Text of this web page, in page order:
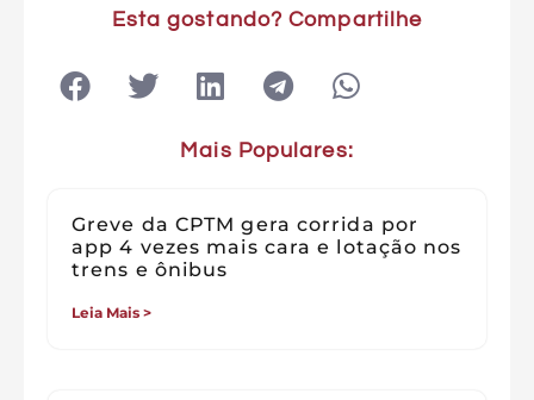
Esta gostando? Compartilhe
Mais Populares:
Greve da CPTM gera corrida por
app 4 vezes mais cara e lotação nos
trens e ônibus
Leia Mais >